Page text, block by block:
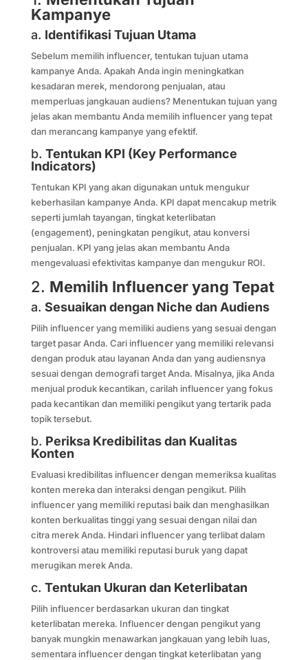
Kampanye
a. Identifikasi Tujuan Utama
Sebelum memilih influencer, tentukan tujuan utama
kampanye Anda. Apakah Anda ingin meningkatkan
kesadaran merek, mendorong penjualan, atau
memperluas jangkauan audiens? Menentukan tujuan yang
jelas akan membantu Anda memilih influencer yang tepat
dan merancang kampanye yang efektif.
b. Tentukan KPI (Key Performance
Indicators)
Tentukan KPI yang akan digunakan untuk mengukur
keberhasilan kampanye Anda. KPI dapat mencakup metrik
seperti jumlah tayangan, tingkat keterlibatan
(engagement), peningkatan pengikut, atau konversi
penjualan. KPI yang jelas akan membantu Anda
mengevaluasi efektivitas kampanye dan mengukur ROI.
2. Memilih Influencer yang Tepat
a. Sesuaikan dengan Niche dan Audiens
Pilih influencer yang memiliki audiens yang sesuai dengan
target pasar Anda. Cari influencer yang memiliki relevansi
dengan produk atau layanan Anda dan yang audiensnya
sesuai dengan demografi target Anda. Misalnya, jika Anda
menjual produk kecantikan, carilah influencer yang fokus
pada kecantikan dan memiliki pengikut yang tertarik pada
topik tersebut.
b. Periksa Kredibilitas dan Kualitas
Konten
Evaluasi kredibilitas influencer dengan memeriksa kualitas
konten mereka dan interaksi dengan pengikut. Pilih
influencer yang memiliki reputasi baik dan menghasilkan
konten berkualitas tinggi yang sesuai dengan nilai dan
citra merek Anda. Hindari influencer yang terlibat dalam
kontroversi atau memiliki reputasi buruk yang dapat
merugikan merek Anda.
c. Tentukan Ukuran dan Keterlibatan
Pilih influencer berdasarkan ukuran dan tingkat
keterlibatan mereka. Influencer dengan pengikut yang
banyak mungkin menawarkan jangkauan yang lebih luas,
sementara influencer dengan tingkat keterlibatan yang